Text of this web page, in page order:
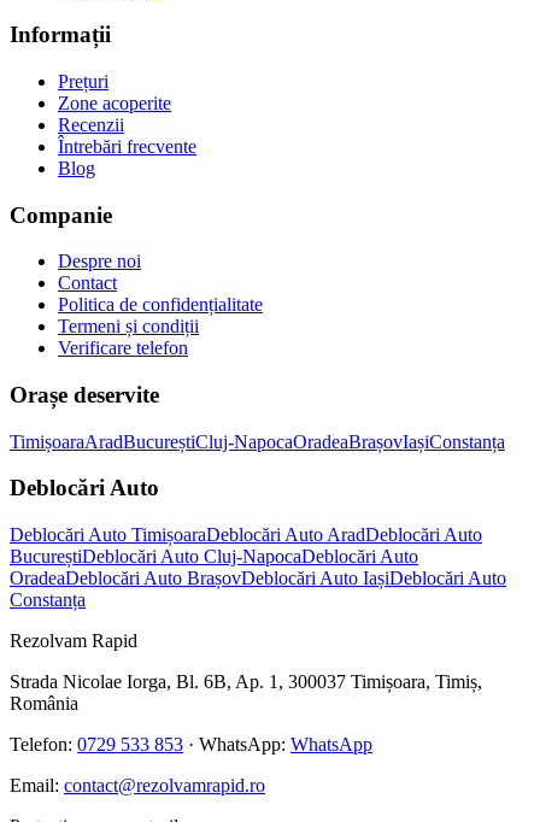
Informații
Prețuri
Zone acoperite
Recenzii
Întrebări frecvente
Blog
Companie
Despre noi
Contact
Politica de confidențialitate
Termeni și condiții
Verificare telefon
Orașe deservite
TimișoaraAradBucureștiCluj-NapocaOradeaBrașovIașiConstanța
Deblocări Auto
Deblocări Auto TimișoaraDeblocări Auto AradDeblocări Auto
BucureștiDeblocări Auto Cluj-NapocaDeblocări Auto
OradeaDeblocări Auto BrașovDeblocări Auto IașiDeblocări Auto
Constanța
Rezolvam Rapid
Strada Nicolae Iorga, Bl. 6B, Ap. 1, 300037 Timișoara, Timiș,
România
Telefon: 0729 533 853 · WhatsApp: WhatsApp
Email: contact@rezolvamrapid.ro